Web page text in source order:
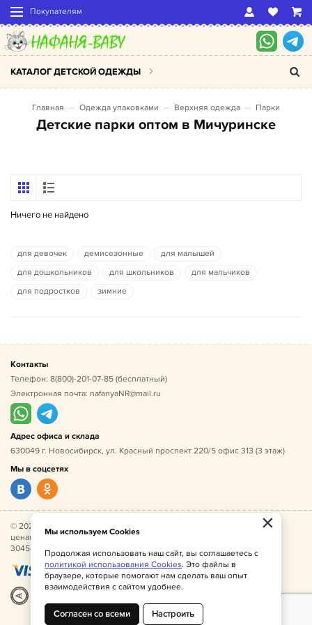
Покупателям
КАТАЛОГ ДЕТСКОЙ ОДЕЖДЫ
Главная Одежда упаковками Верхняя одежда Парки
Детские парки оптом в Мичуринске
Ничего не найдено
для девочек демисезонные
для малышей
для дошкольников
для школьников
для мальчиков
для подростков
зимние
Контакты
Телефон: 8(800)-201-07-85 (бесплатный)
Электронная почта: nafanyaNR@mail.ru
Адрес офиса и склада
630049 г. Новосибирск, ул. Красный проспект 220/5 офис 313 (3 этаж)
Мы в соцсетях
© 2026 Нафаня — оптовые поставки детской одежды по
ценам производителя. ИНН 541005493544, ОГРН
304541027500052.
×
Мы используем Cookies
Продолжая использовать наш сайт, вы соглашаетесь с
политикой использования Cookies. Это файлы в
браузере, которые помогают нам сделать ваш опыт
взаимодействия с сайтом удобнее.
Согласен со всеми Настроить